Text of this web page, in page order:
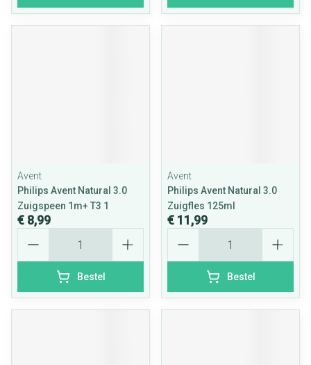
Avent
Philips Avent Natural 3.0
Zuigspeen 1m+ T3 1
€ 8,99
Bestel
Avent
Philips Avent Natural 3.0
Zuigfles 125ml
€ 11,99
Bestel